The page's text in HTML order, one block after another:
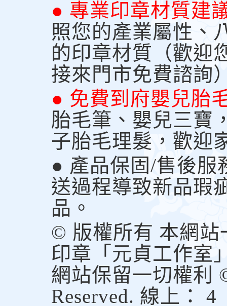
● 專業印章材質建
照您的產業屬性、
的印章材質（歡迎
接來門市免費諮詢
● 免費到府嬰兒胎
胎毛筆、嬰兒三寶
子胎毛理髮，歡迎
● 產品保固/售後服
送過程導致新品瑕
品。
© 版權所有 本網站
印章「元貞工作室
網站保留一切權利
Reserved. 線上： 4